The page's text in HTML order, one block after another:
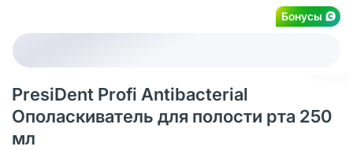
Бонусы
PresiDent Profi Antibacterial
Ополаскиватель для полости рта 250
мл